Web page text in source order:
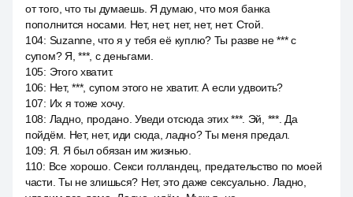
от того, что ты думаешь. Я думаю, что моя банка
пополнится носами. Нет, нет, нет, нет, нет. Стой.
104: Suzanne, что я у тебя её куплю? Ты разве не *** с
супом? Я, ***, с деньгами.
105: Этого хватит.
106: Нет, ***, супом этого не хватит. А если удвоить?
107: Их я тоже хочу.
108: Ладно, продано. Уведи отсюда этих ***. Эй, ***. Да
пойдём. Нет, нет, иди сюда, ладно? Ты меня предал.
109: Я. Я был обязан им жизнью.
110: Все хорошо. Секси голландец, предательство по моей
части. Ты не злишься? Нет, это даже сексуально. Ладно,